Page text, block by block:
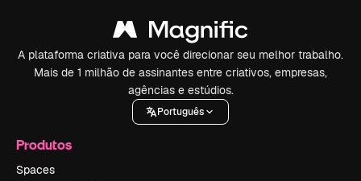
A plataforma criativa para você direcionar seu melhor trabalho.
Mais de 1 milhão de assinantes entre criativos, empresas,
agências e estúdios.
Português
Produtos
Spaces